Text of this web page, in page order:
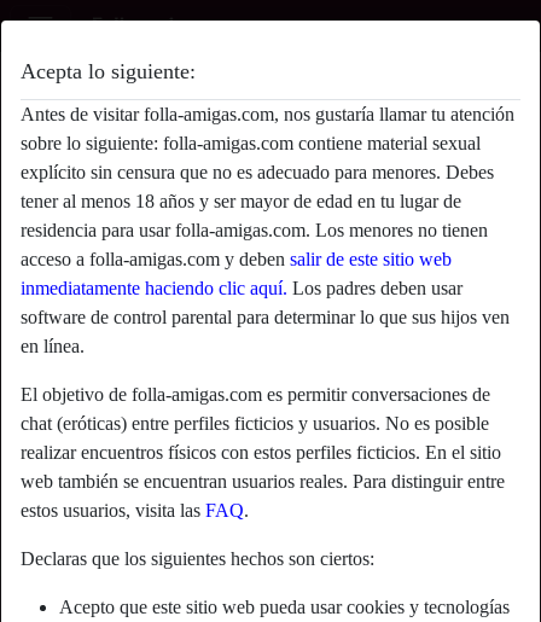
Acepta lo siguiente:
Antes de visitar folla-amigas.com, nos gustaría llamar tu atención
sobre lo siguiente: folla-amigas.com contiene material sexual
explícito sin censura que no es adecuado para menores. Debes
tener al menos 18 años y ser mayor de edad en tu lugar de
residencia para usar folla-amigas.com. Los menores no tienen
acceso a folla-amigas.com y deben salir de este sitio web
inmediatamente haciendo clic aquí. Los padres deben usar
software de control parental para determinar lo que sus hijos ven
en línea.
El objetivo de folla-amigas.com es permitir conversaciones de
chat (eróticas) entre perfiles ficticios y usuarios. No es posible
realizar encuentros físicos con estos perfiles ficticios. En el sitio
web también se encuentran usuarios reales. Para distinguir entre
estos usuarios, visita las FAQ.
Declaras que los siguientes hechos son ciertos:
Acepto que este sitio web pueda usar cookies y tecnologías
Drago's perfil
star Agregar
Apodo:
Drago